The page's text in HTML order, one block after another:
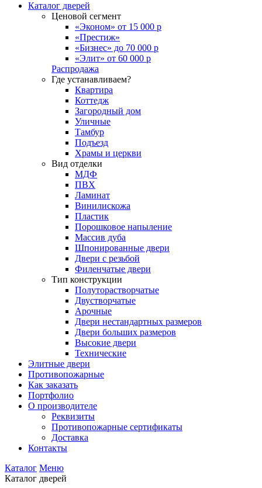
Каталог дверей
Ценовой сегмент
«Эконом» от 15 000 р
«Престиж»
«Бизнес» до 70 000 р
«Элит» от 60 000 р
Распродажа
Где устанавливаем?
Квартира
Коттедж
Загородный дом
Уличные
Тамбур
Подъезд
Храмы и церкви
Вид отделки
МДФ
ПВХ
Ламинат
Винилискожа
Пластик
Порошковое напыление
Массив дуба
Шпонированные двери
Двери с резьбой
Филенчатые двери
Тип конструкции
Полуторастворчатые
Двустворчатые
Арочные
Двери нестандартных размеров
Двери больших размеров
Высокие двери
Технические
Элитные двери
Противопожарные
Как заказать
Портфолио
О производителе
Реквизиты
Противопожарные сертификаты
Доставка
Контакты
Каталог Меню
Каталог дверей